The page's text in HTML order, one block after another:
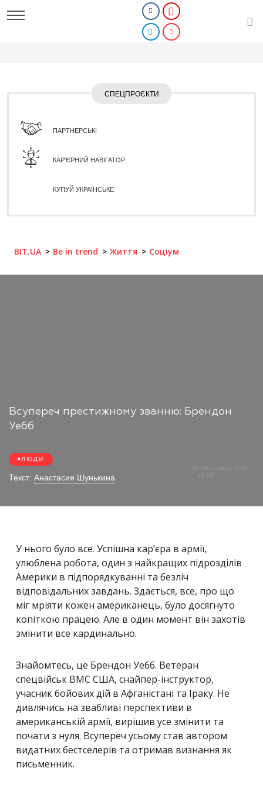
СПЕЦПРОЄКТИ
ПАРТНЕРСЬКІ
КАР'ЄРНИЙ НАВІГАТОР
КУПУЙ УКРАЇНСЬКЕ
BIT.UA Be in trend Життя Соціум
Всупереч престижному званню: Брендон
Уебб
ЛЮДИ
Текст: Анастасия Шунькина
08 Листопада 2018
19:00
У нього було все. Успішна кар’єра в армії,
улюблена робота, один з найкращих підрозділів
Америки в підпорядкуванні та безліч
відповідальних завдань. Здається, все, про що
міг мріяти кожен американець, було досягнуто
копіткою працею. Але в один момент він захотів
змінити все кардинально.
Знайомтесь, це Брендон Уебб. Ветеран
спецвійськ ВМС США, снайпер-інструктор,
учасник бойових дій в Афганістані та Іраку. Не
дивлячись на звабливі перспективи в
американській армії, вирішив усе змінити та
почати з нуля. Всупереч усьому став автором
видатних бестселерів та отримав визнання як
письменник.